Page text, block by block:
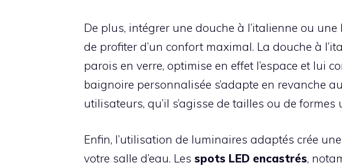
De plus, intégrer une douche à l’italienne ou
de profiter d’un confort maximal. La douche à
parois en verre, optimise en effet l’espace et lui
baignoire personnalisée s’adapte en revanche
utilisateurs, qu’il s’agisse de tailles ou de formes
Enfin, l’utilisation de luminaires adaptés crée
votre salle d’eau. Les spots LED encastrés,